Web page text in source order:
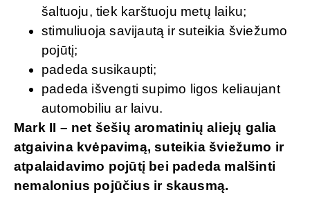
šaltuoju, tiek karštuoju metų laiku;
stimuliuoja savijautą ir suteikia šviežumo
pojūtį;
padeda susikaupti;
padeda išvengti supimo ligos keliaujant
automobiliu ar laivu.
Mark II – net šešių aromatinių aliejų galia
atgaivina kvėpavimą, suteikia šviežumo ir
atpalaidavimo pojūtį bei padeda malšinti
nemalonius pojūčius ir skausmą.